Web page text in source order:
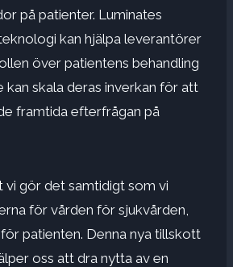
på patienter. Luminates
kan hjälpa leverantörer
över patientens behandling
kan skala deras inverkan för att
framtida efterfrågan på
vi gör det samtidigt som vi
för vården för sjukvården,
patienten. Denna nya tillskott
oss att dra nytta av en